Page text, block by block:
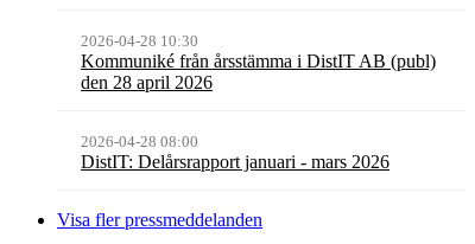
2026-04-28 10:30
Kommuniké från årsstämma i DistIT AB (publ)
den 28 april 2026
2026-04-28 08:00
DistIT: Delårsrapport januari - mars 2026
Visa fler pressmeddelanden